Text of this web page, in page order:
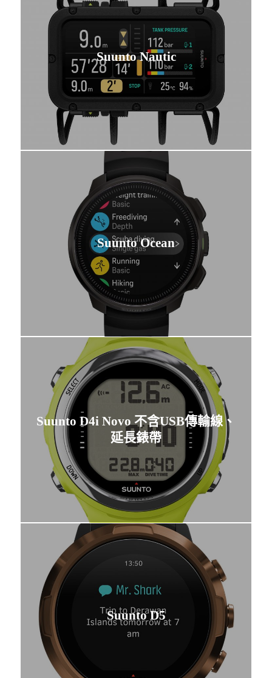
Suunto Nautic
Suunto Ocean
Suunto D4i Novo 不含USB傳輸線、
延長錶帶
Suunto D5